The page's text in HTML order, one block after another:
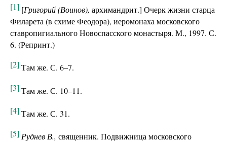
[1] [Григорий (Воинов), архимандрит.] Очерк жизни старца
Филарета (в схиме Феодора), иеромонаха московского
ставропигиального Новоспасского монастыря. М., 1997. С.
6. (Репринт.)
[2] Там же. С. 6–7.
[3] Там же. С. 10–11.
[4] Там же. С. 31.
[5] Руднев В., священник. Подвижница московского